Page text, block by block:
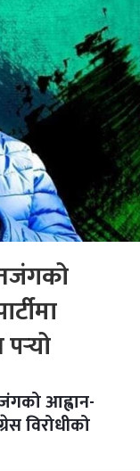
आह्वान-
विरोधीको